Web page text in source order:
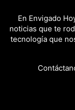
En Envigado
noticias que te
tecnología que